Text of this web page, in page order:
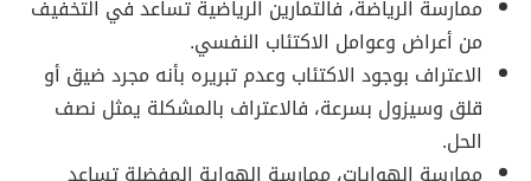
ممارسة الرياضة، فالتمارين الرياضية تساعد في التخفيف
من أعراض وعوامل الاكتئاب النفسي.
الاعتراف بوجود الاكتئاب وعدم تبريره بأنه مجرد ضيق أو
قلق وسيزول بسرعة، فالاعتراف بالمشكلة يمثل نصف
الحل.